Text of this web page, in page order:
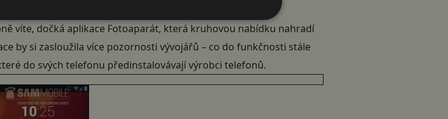
písmenkům nechtějí čekat do vydání updatu.
víte, dočká aplikace Fotoaparát, která kruhovou nabídku nahradí
by si zasloužila více pozornosti vývojářů – co do funkčnosti stále
do svých telefonu předinstalovávají výrobci telefonů.